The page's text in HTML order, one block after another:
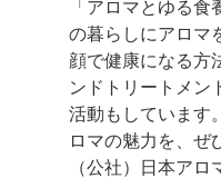
「アロマとゆる
の暮らしにアロマ
顔で健康になる方
ンドトリートメン
活動もしています
ロマの魅力を、ぜ
（公社）日本ア